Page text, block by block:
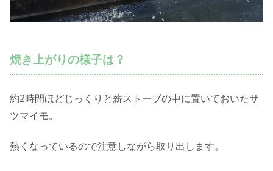
焼き上がりの様子は？
約2時間ほどじっくりと薪ストーブの中に置いておいたサ
ツマイモ。
熱くなっているので注意しながら取り出します。